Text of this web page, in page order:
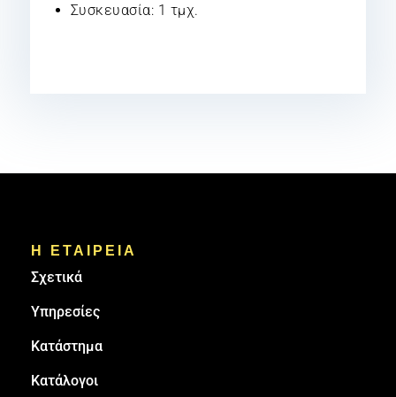
Συσκευασία: 1 τμχ.
Η ΕΤΑΙΡΕΙΑ
Σχετικά
Υπηρεσίες
Κατάστημα
Κατάλογοι